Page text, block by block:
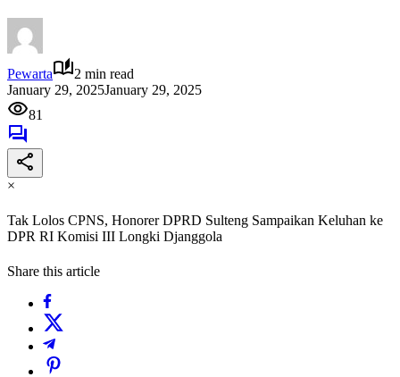
Pewarta
2 min read
January 29, 2025January 29, 2025
81
×
Tak Lolos CPNS, Honorer DPRD Sulteng Sampaikan Keluhan ke
DPR RI Komisi III Longki Djanggola
Share this article